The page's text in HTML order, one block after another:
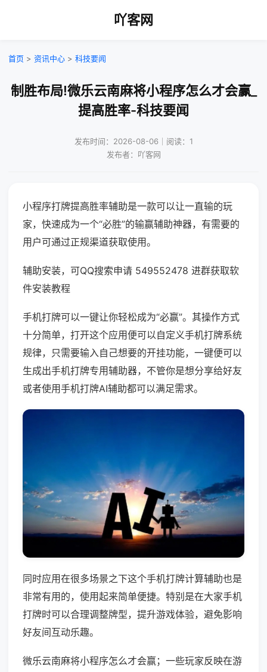
吖客网
首页 > 资讯中心 > 科技要闻
制胜布局!微乐云南麻将小程序怎么才会赢_
提高胜率-科技要闻
发布时间：2026-08-06｜阅读：1
发布者：吖客网
小程序打牌提高胜率辅助是一款可以让一直输的玩
家，快速成为一个“必胜”的输赢辅助神器，有需要的
用户可通过正规渠道获取使用。
辅助安装，可QQ搜索申请 549552478 进群获取软
件安装教程
手机打牌可以一键让你轻松成为“必赢”。其操作方式
十分简单，打开这个应用便可以自定义手机打牌系统
规律，只需要输入自己想要的开挂功能，一键便可以
生成出手机打牌专用辅助器，不管你是想分享给好友
或者使用手机打牌AI辅助都可以满足需求。
同时应用在很多场景之下这个手机打牌计算辅助也是
非常有用的，使用起来简单便捷。特别是在大家手机
打牌时可以合理调整牌型，提升游戏体验，避免影响
好友间互动乐趣。
微乐云南麻将小程序怎么才会赢；一些玩家反映在游